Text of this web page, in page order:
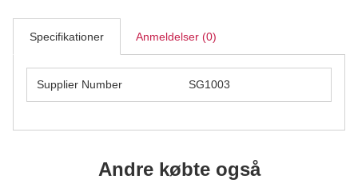
Specifikationer Anmeldelser (0)
Supplier Number SG1003
Andre købte også